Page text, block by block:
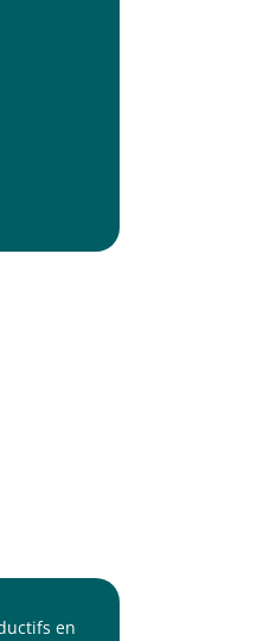
en